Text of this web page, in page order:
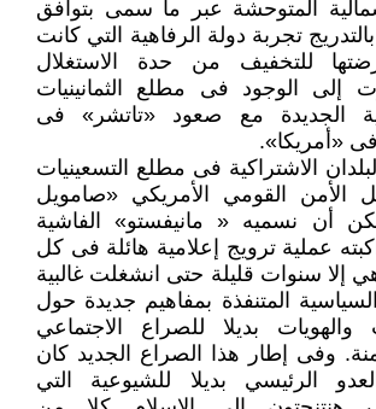
المتوحشة عبر ما سمى بتوافق
تجربة دولة الرفاهية التي كانت
للتخفيف من حدة الاستغلال
إلى الوجود فى مطلع الثمانينيات
الجديدة مع صعود «تاتشر» فى
فى «أمريكا».
الاشتراكية فى مطلع التسعينيات
الأمن القومي الأمريكي «صامويل
أن نسميه « مانيفستو» الفاشية
عملية ترويج إعلامية هائلة فى كل
هي إلا سنوات قليلة حتى انشغلت غالبية
والسياسية المتنفذة بمفاهيم جديدة حول
بديلا للصراع الاجتماعي
وفى إطار هذا الصراع الجديد كان
الرئيسي بديلا للشيوعية التي